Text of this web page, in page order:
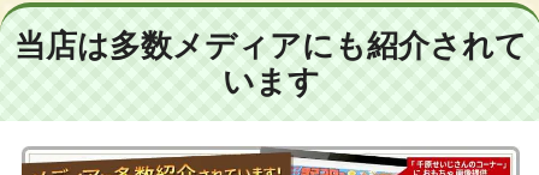
当店は多数メディアにも紹介されて
います